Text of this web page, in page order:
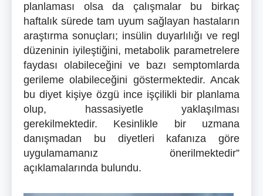
planlaması olsa da çalışmalar bu birkaç
haftalık sürede tam uyum sağlayan hastaların
araştırma sonuçları; insülin duyarlılığı ve regl
düzeninin iyileştiğini, metabolik parametrelere
faydası olabileceğini ve bazı semptomlarda
gerileme olabileceğini göstermektedir. Ancak
bu diyet kişiye özgü ince işçilikli bir planlama
olup, hassasiyetle yaklaşılması
gerekilmektedir. Kesinlikle bir uzmana
danışmadan bu diyetleri kafanıza göre
uygulamamanız önerilmektedir”
açıklamalarında bulundu.